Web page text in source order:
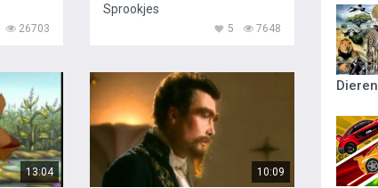
26703
Sprookjes
7648
5
13:04 10:09
Dieren